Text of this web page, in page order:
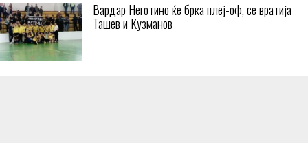
Вардар Неготино ќе брка плеј-оф, се вратија
Ташев и Кузманов